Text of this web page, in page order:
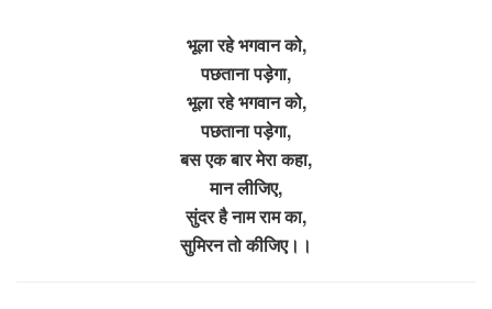
भूला रहे भगवान को,
पछताना पड़ेगा,
भूला रहे भगवान को,
पछताना पड़ेगा,
बस एक बार मेरा कहा,
मान लीजिए,
सुंदर है नाम राम का,
सुमिरन तो कीजिए।।